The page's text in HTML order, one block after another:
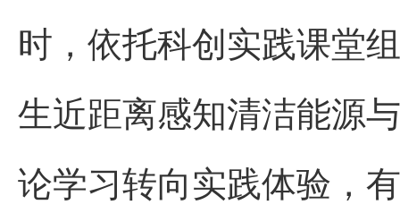
时，依托科创实践课堂
生近距离感知清洁能源
论学习转向实践体验，